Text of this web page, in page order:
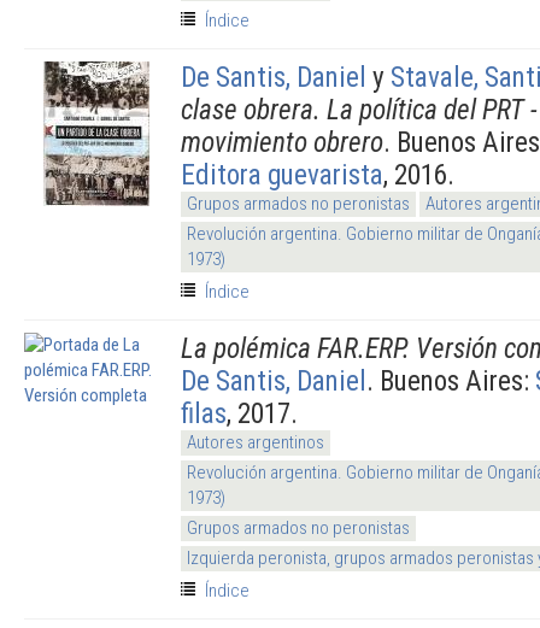
Índice
De Santis, Daniel y Stavale,
clase obrera. La política del PRT
movimiento obrero. Buenos
Editora guevarista, 2016.
Grupos armados no peronistas
Autores
Revolución argentina. Gobierno militar de
1973)
Índice
La polémica FAR.ERP. Versión
De Santis, Daniel. Buenos Aires:
filas, 2017.
Autores argentinos
Revolución argentina. Gobierno militar de
1973)
Grupos armados no peronistas
Izquierda peronista, grupos armados
Índice